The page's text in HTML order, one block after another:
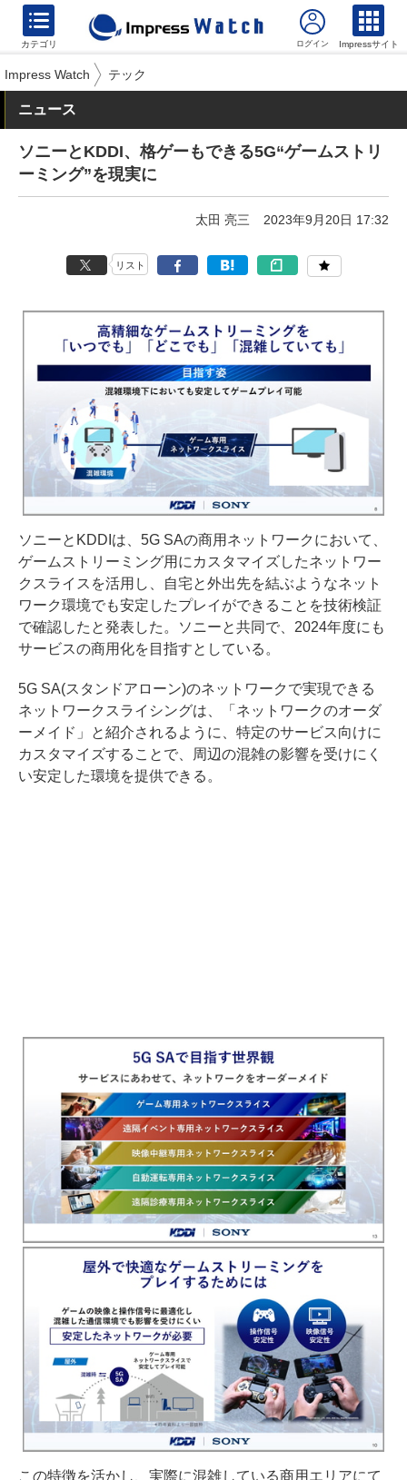
カテゴリ Impressサイト
Impress Watch テック
ニュース
ソニーとKDDI、格ゲーもできる5G“ゲームストリ
ーミング”を現実に
太田 亮三 2023年9月20日 17:32
リスト
ソニーとKDDIは、5G SAの商用ネットワークにおいて、
ゲームストリーミング用にカスタマイズしたネットワー
クスライスを活用し、自宅と外出先を結ぶようなネット
ワーク環境でも安定したプレイができることを技術検証
で確認したと発表した。ソニーと共同で、2024年度にも
サービスの商用化を目指すとしている。
5G SA(スタンドアローン)のネットワークで実現できる
ネットワークスライシングは、「ネットワークのオーダ
ーメイド」と紹介されるように、特定のサービス向けに
カスタマイズすることで、周辺の混雑の影響を受けにく
い安定した環境を提供できる。
この特徴を活かし、実際に混雑している商用エリアにて